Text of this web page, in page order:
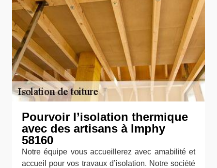
Pourvoir l’isolation thermique
avec des artisans à Imphy
58160
Notre équipe vous accueillerez avec amabilité et
accueil pour vos travaux d’isolation. Notre société